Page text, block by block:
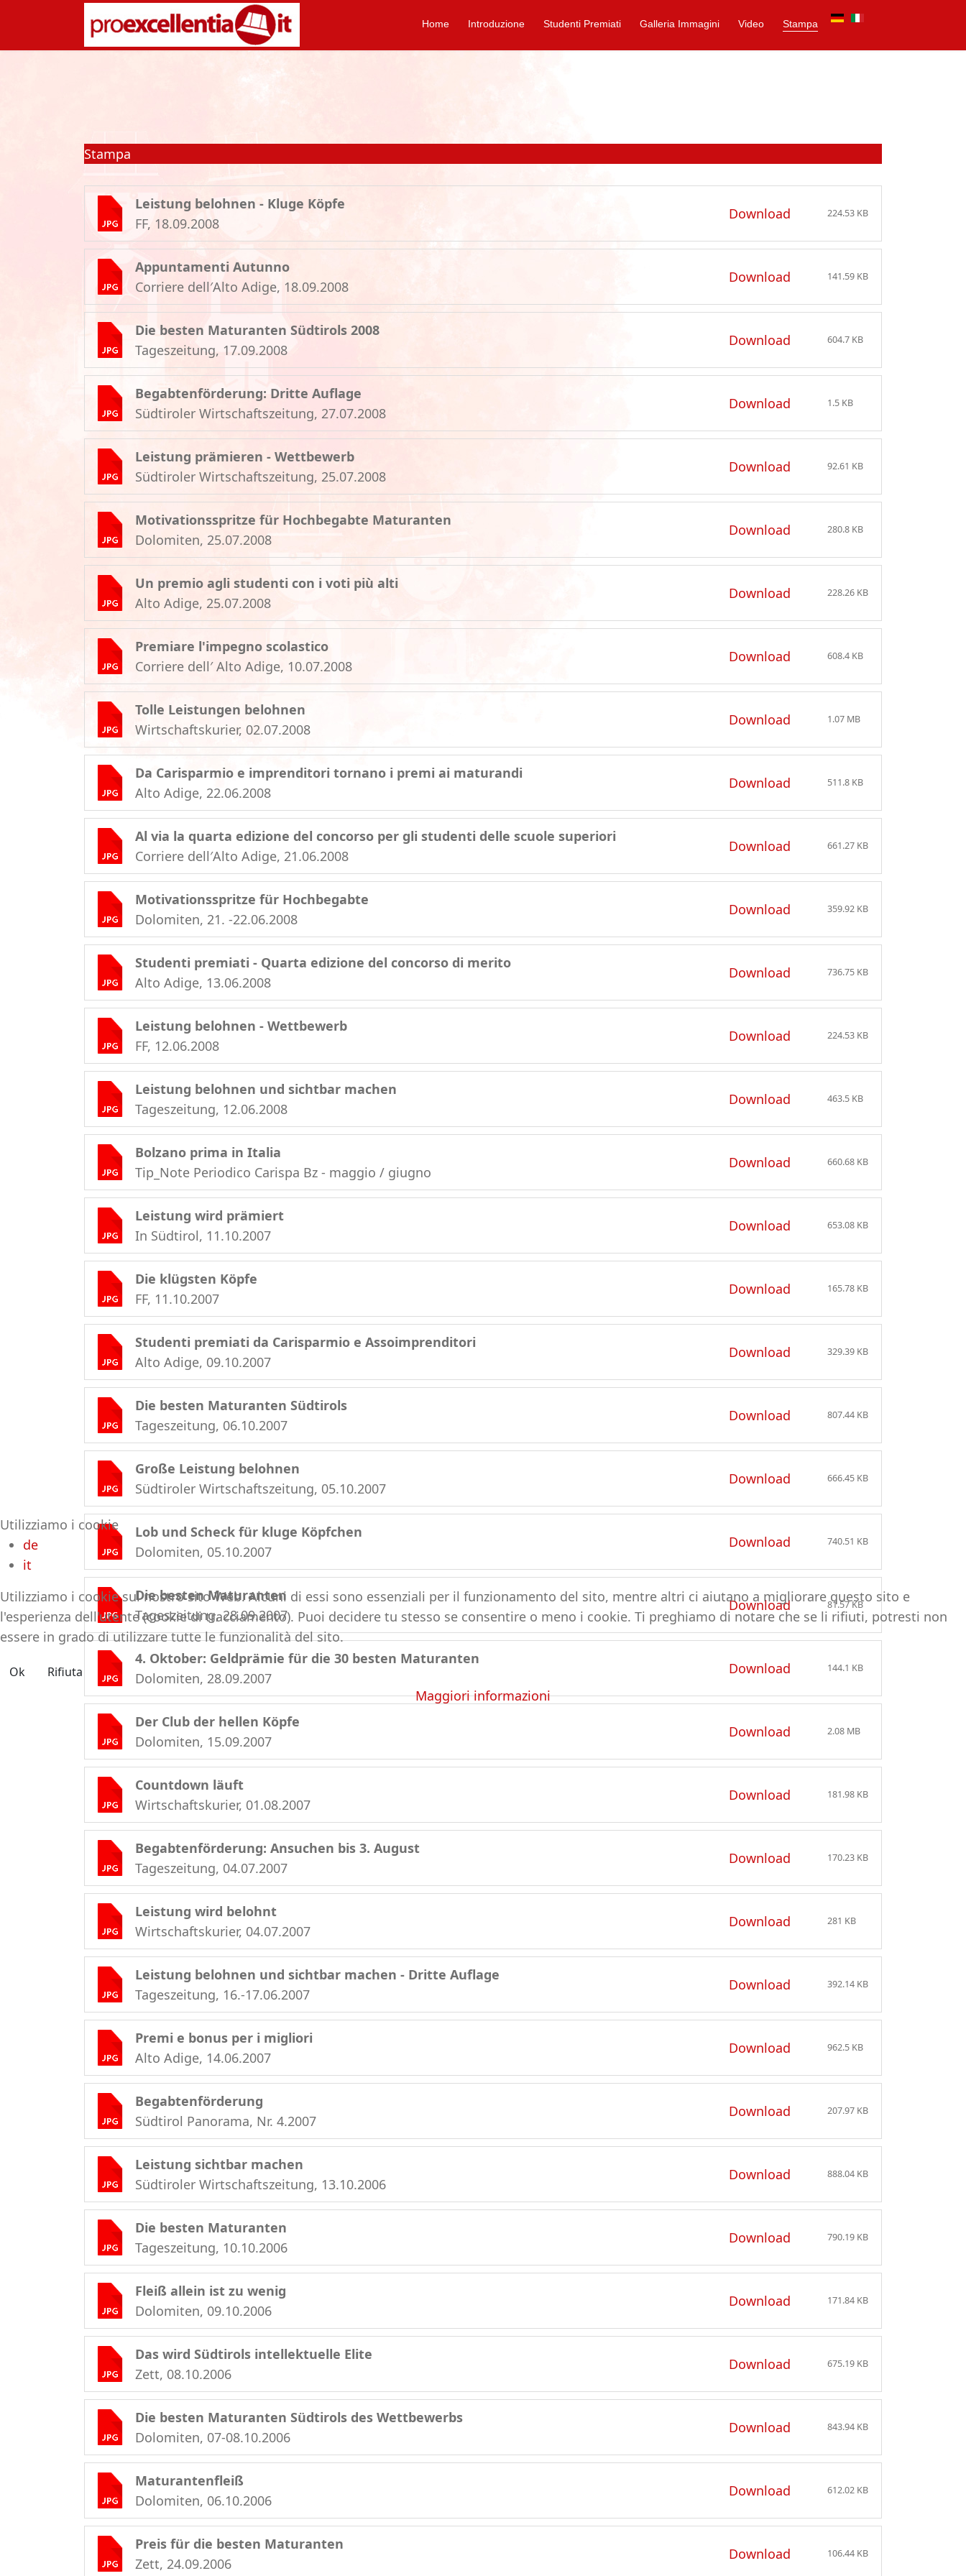
Home Introduzione Studenti Premiati Galleria Immagini Video Stampa
Stampa
Leistung belohnen - Kluge Köpfe
FF, 18.09.2008
Download 224.53 KB
Appuntamenti Autunno
Corriere dell′Alto Adige, 18.09.2008
Download 141.59 KB
Die besten Maturanten Südtirols 2008
Tageszeitung, 17.09.2008
Download 604.7 KB
Begabtenförderung: Dritte Auflage
Südtiroler Wirtschaftszeitung, 27.07.2008
Download 1.5 KB
Leistung prämieren - Wettbewerb
Südtiroler Wirtschaftszeitung, 25.07.2008
Download 92.61 KB
Motivationsspritze für Hochbegabte Maturanten
Dolomiten, 25.07.2008
Download 280.8 KB
Un premio agli studenti con i voti più alti
Alto Adige, 25.07.2008
Download 228.26 KB
Premiare l'impegno scolastico
Corriere dell′ Alto Adige, 10.07.2008
Download 608.4 KB
Tolle Leistungen belohnen
Wirtschaftskurier, 02.07.2008
Download 1.07 MB
Da Carisparmio e imprenditori tornano i premi ai maturandi
Alto Adige, 22.06.2008
Download 511.8 KB
Al via la quarta edizione del concorso per gli studenti delle scuole superiori
Corriere dell′Alto Adige, 21.06.2008
Download 661.27 KB
Motivationsspritze für Hochbegabte
Dolomiten, 21. -22.06.2008
Download 359.92 KB
Studenti premiati - Quarta edizione del concorso di merito
Alto Adige, 13.06.2008
Download 736.75 KB
Leistung belohnen - Wettbewerb
FF, 12.06.2008
Download 224.53 KB
Leistung belohnen und sichtbar machen
Tageszeitung, 12.06.2008
Download 463.5 KB
Bolzano prima in Italia
Tip_Note Periodico Carispa Bz - maggio / giugno
Download 660.68 KB
Leistung wird prämiert
In Südtirol, 11.10.2007
Download 653.08 KB
Die klügsten Köpfe
FF, 11.10.2007
Download 165.78 KB
Studenti premiati da Carisparmio e Assoimprenditori
Alto Adige, 09.10.2007
Download 329.39 KB
Die besten Maturanten Südtirols
Tageszeitung, 06.10.2007
Download 807.44 KB
Große Leistung belohnen
Südtiroler Wirtschaftszeitung, 05.10.2007
Download 666.45 KB
Lob und Scheck für kluge Köpfchen
Dolomiten, 05.10.2007
Download 740.51 KB
Die besten Maturanten
Tageszeitung, 28.09.2007
Download 81.57 KB
4. Oktober: Geldprämie für die 30 besten Maturanten
Dolomiten, 28.09.2007
Download 144.1 KB
Der Club der hellen Köpfe
Dolomiten, 15.09.2007
Download 2.08 MB
Countdown läuft
Wirtschaftskurier, 01.08.2007
Download 181.98 KB
Begabtenförderung: Ansuchen bis 3. August
Tageszeitung, 04.07.2007
Download 170.23 KB
Leistung wird belohnt
Wirtschaftskurier, 04.07.2007
Download 281 KB
Leistung belohnen und sichtbar machen - Dritte Auflage
Tageszeitung, 16.-17.06.2007
Download 392.14 KB
Premi e bonus per i migliori
Alto Adige, 14.06.2007
Download 962.5 KB
Begabtenförderung
Südtirol Panorama, Nr. 4.2007
Download 207.97 KB
Leistung sichtbar machen
Südtiroler Wirtschaftszeitung, 13.10.2006
Download 888.04 KB
Die besten Maturanten
Tageszeitung, 10.10.2006
Download 790.19 KB
Fleiß allein ist zu wenig
Dolomiten, 09.10.2006
Download 171.84 KB
Das wird Südtirols intellektuelle Elite
Zett, 08.10.2006
Download 675.19 KB
Die besten Maturanten Südtirols des Wettbewerbs
Dolomiten, 07-08.10.2006
Download 843.94 KB
Maturantenfleiß
Dolomiten, 06.10.2006
Download 612.02 KB
Preis für die besten Maturanten
Zett, 24.09.2006
Download 106.44 KB
Utilizziamo i cookie
de
it
Utilizziamo i cookie sul nostro sito Web. Alcuni di essi sono essenziali per il funzionamento del sito, mentre altri ci aiutano a migliorare questo sito e
l'esperienza dell'utente (cookie di tracciamento). Puoi decidere tu stesso se consentire o meno i cookie. Ti preghiamo di notare che se li rifiuti, potresti non
essere in grado di utilizzare tutte le funzionalità del sito.
Ok Rifiuta
Maggiori informazioni